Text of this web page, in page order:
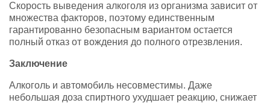
Скорость выведения алкоголя из организма зависит от
множества факторов, поэтому единственным
гарантированно безопасным вариантом остается
полный отказ от вождения до полного отрезвления.
Заключение
Алкоголь и автомобиль несовместимы. Даже
небольшая доза спиртного ухудшает реакцию, снижает